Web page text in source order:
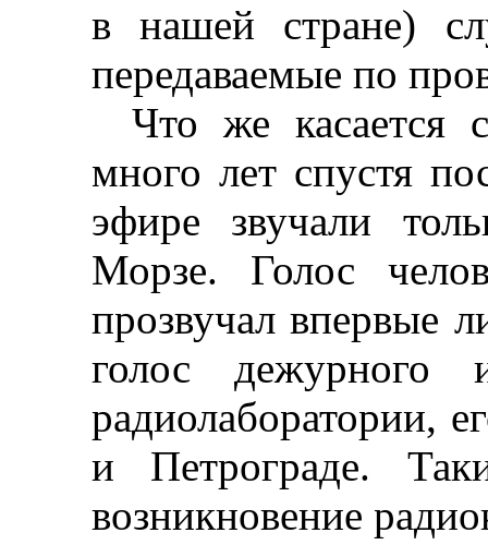
в нашей стране)
передаваемые по
Что же касается
много лет спустя
эфире звучали
Морзе. Голос
прозвучал впервые
голос дежурного
радиолаборатории,
и Петрограде.
возникновение